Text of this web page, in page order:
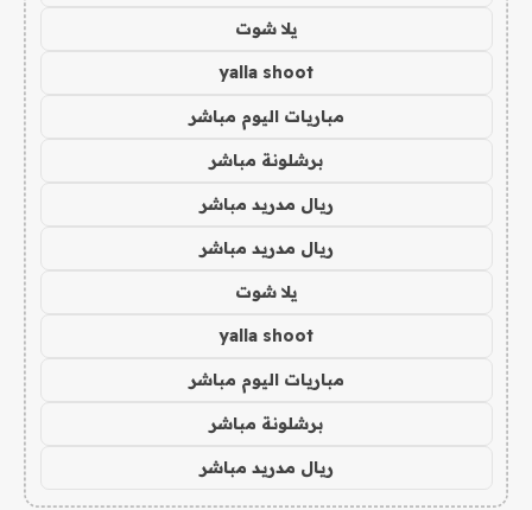
يلا شوت
yalla shoot
مباريات اليوم مباشر
برشلونة مباشر
ريال مدريد مباشر
ريال مدريد مباشر
يلا شوت
yalla shoot
مباريات اليوم مباشر
برشلونة مباشر
ريال مدريد مباشر